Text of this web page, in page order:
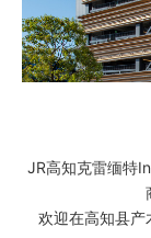
JR高知克雷缅特
欢迎在高知县产